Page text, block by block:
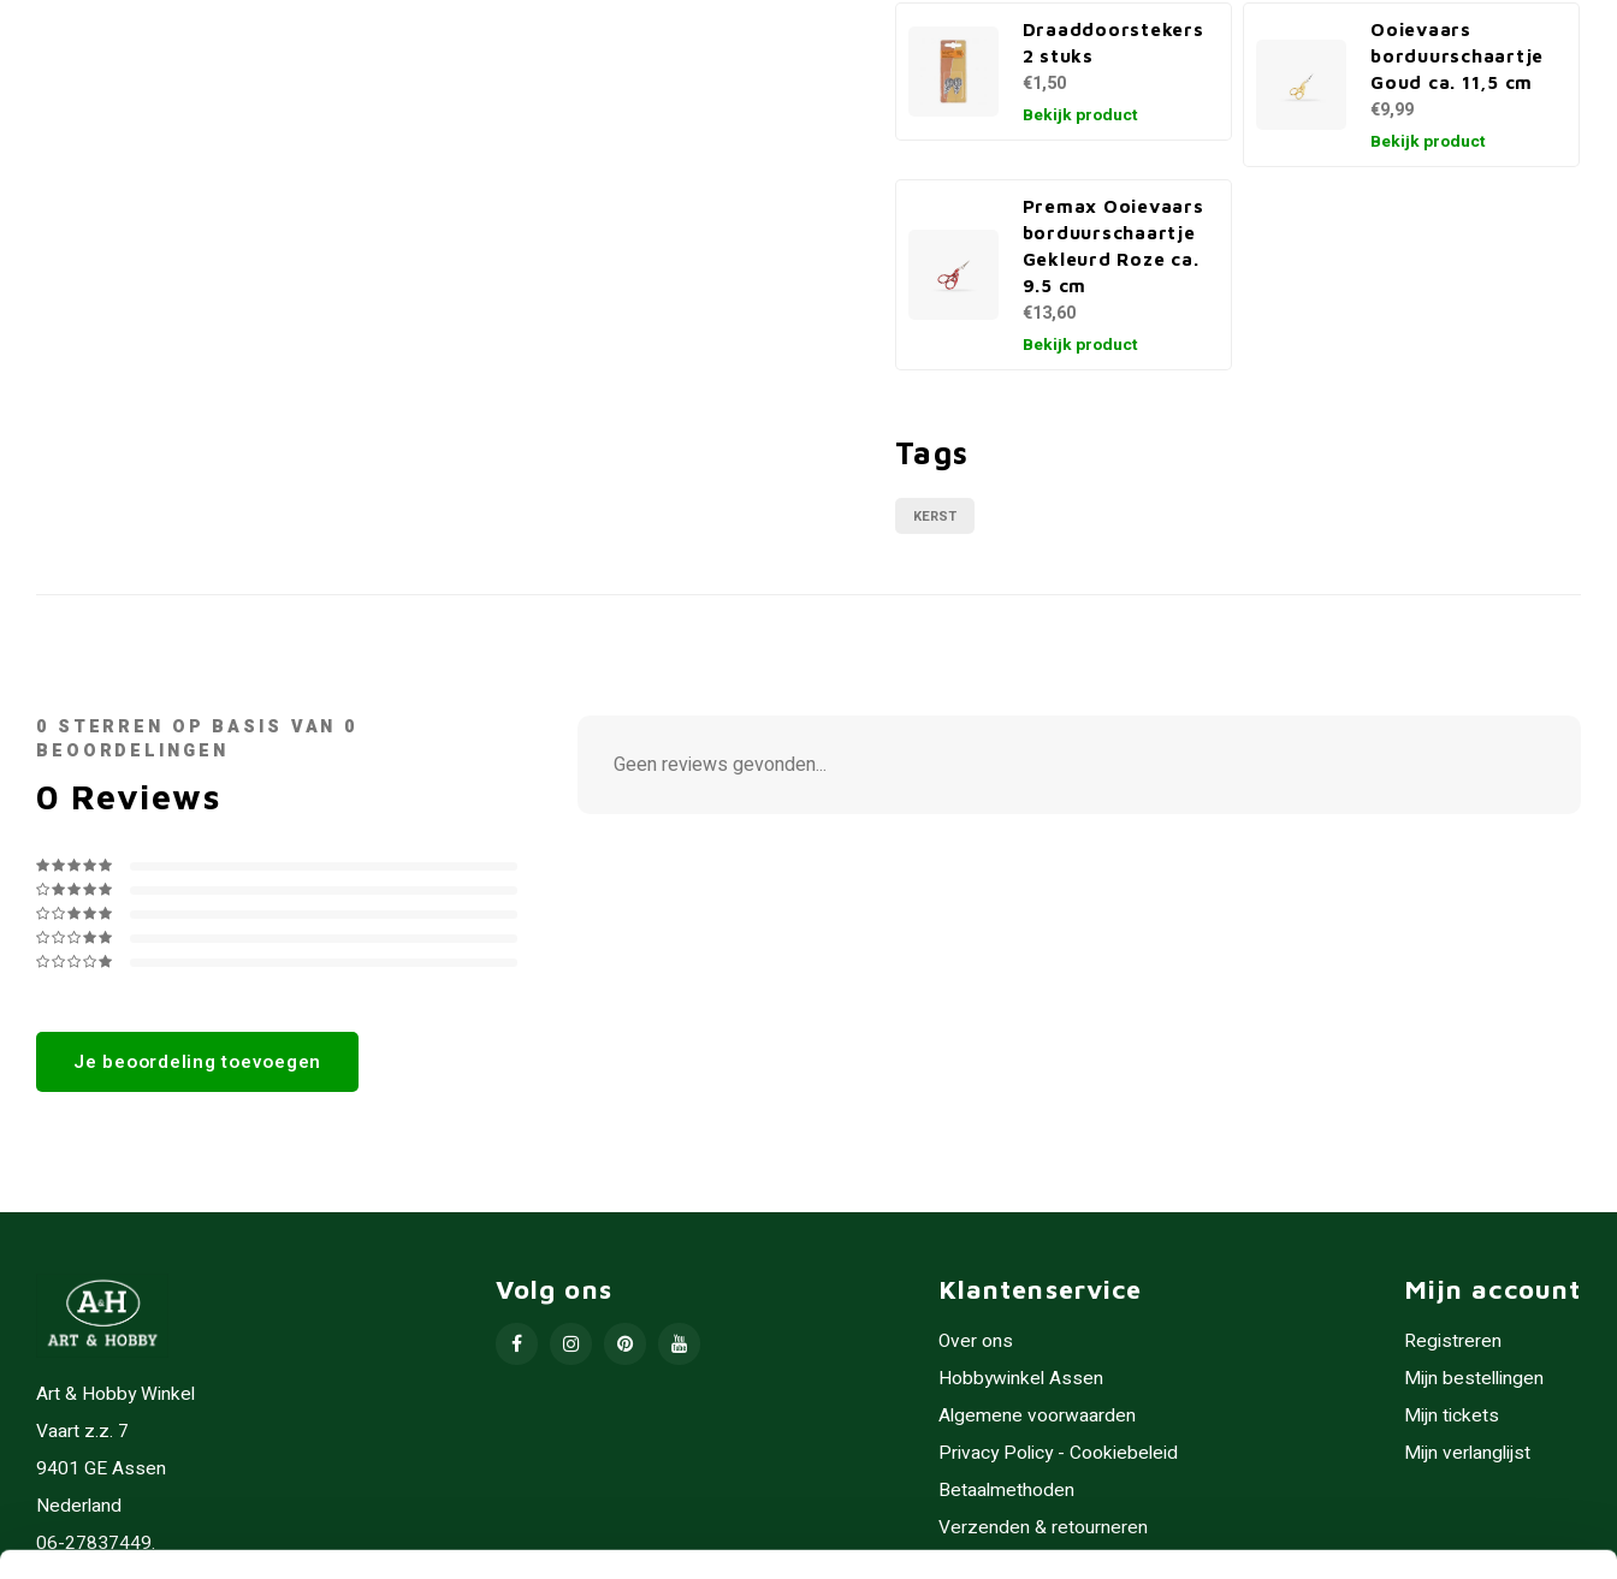
Draaddoorstekers
2 stuks
€1,50
Bekijk product
Ooievaars
borduurschaartje
Goud ca. 11,5 cm
€9,99
Bekijk product
Premax Ooievaars
borduurschaartje
Gekleurd Roze ca.
9.5 cm
€13,60
Bekijk product
Tags
KERST
0 STERREN OP BASIS VAN 0
BEOORDELINGEN
0 Reviews
Je beoordeling toevoegen
Geen reviews gevonden...
Art & Hobby Winkel
Vaart z.z. 7
9401 GE Assen
Nederland
06-27837449.
Volg ons Klantenservice
Over ons
Hobbywinkel Assen
Algemene voorwaarden
Privacy Policy - Cookiebeleid
Betaalmethoden
Verzenden & retourneren
Mijn account
Registreren
Mijn bestellingen
Mijn tickets
Mijn verlanglijst